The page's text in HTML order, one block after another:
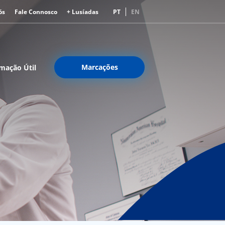
Fale Connosco + Lusíadas PT EN
Útil Marcações